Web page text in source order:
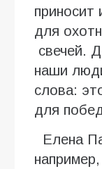
приносит
для
свечей.
наши
слова:
для
Елена